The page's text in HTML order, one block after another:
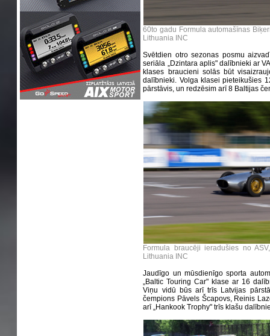
60to gadu Formula automašīnas
Lithuania INC
Svētdien otro sezonas posmu
seriāla „Dzintara aplis" dalībnieki ar
klases braucieni solās būt
dalībnieki. Volga klasei pieteikušies
pārstāvis, un redzēsim arī 8 Baltijas
Formula braucēji ieradušies no
Lithuania INC
Jaudīgo un mūsdienīgo sporta
„Baltic Touring Car" klase ar 16
Viņu vidū būs arī trīs Latvijas
čempions Pāvels Šcapovs, Reinis
arī „Hankook Trophy" trīs klašu